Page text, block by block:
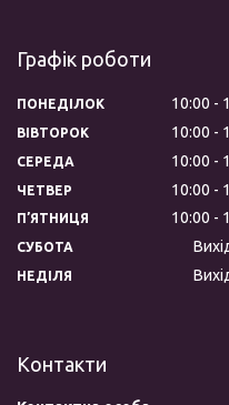
Графік роботи
ПОНЕДІЛОК 10:00
ВІВТОРОК 10:00
СЕРЕДА 10:00
ЧЕТВЕР 10:00
ПʼЯТНИЦЯ 10:00
СУБОТА
НЕДІЛЯ
Контакти